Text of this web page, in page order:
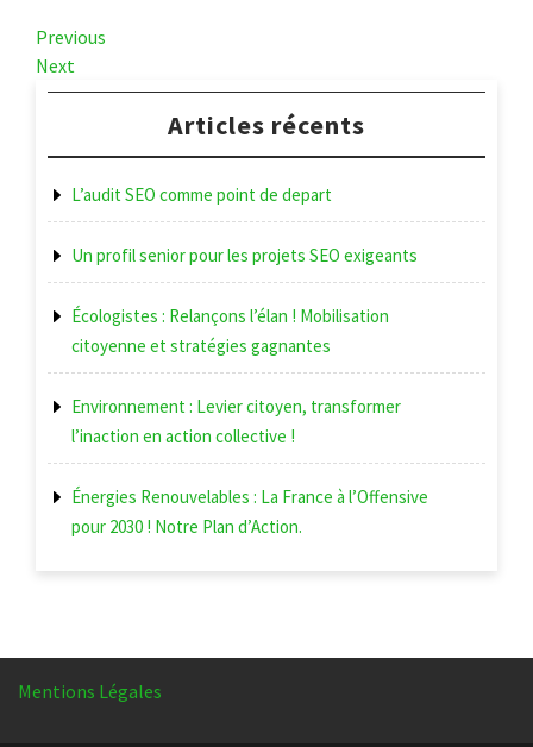
Navigation
de
l’article
Previous
Post
Previous
Next
Post
Next
Articles récents
L’audit SEO comme point de depart
Un profil senior pour les projets SEO exigeants
Écologistes : Relançons l’élan ! Mobilisation
citoyenne et stratégies gagnantes
Environnement : Levier citoyen, transformer
l’inaction en action collective !
Énergies Renouvelables : La France à l’Offensive
pour 2030 ! Notre Plan d’Action.
Mentions Légales